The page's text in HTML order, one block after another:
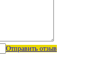
Отправить отзыв